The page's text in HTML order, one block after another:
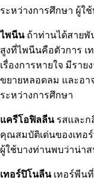
ระหว่างการศึกษา ผู้ใ
ไพนีนถ้าท่านได้สายพั
สูงที่ไพนีนคือตัวการ
เรื่องการหายใจ มีรา
ขยายหลอดลม และอ
ระหว่างการศึกษา
แครีโอฟิลลีนรสและก
คุณสมบัติเด่นของเทอ
ผู้ใช้บางท่านพบว่าน่า
เทอร์ปิโนลีนเทอร์พีน